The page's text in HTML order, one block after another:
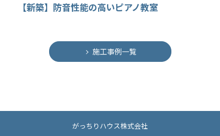
【新築】防音性能の高いピアノ教室
施工事例一覧
がっちりハウス株式会社